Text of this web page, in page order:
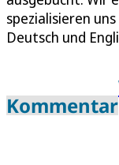
spezialisieren
Deutsch und
Kommentar